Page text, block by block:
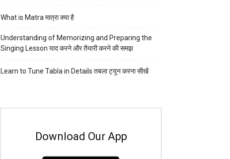
What is Matra मात्रा क्या है
Understanding of Memorizing and Preparing the
Singing Lesson याद करने और तैयारी करने की समझ
Learn to Tune Tabla in Details तबला ट्यून करना सीखें
Download Our App